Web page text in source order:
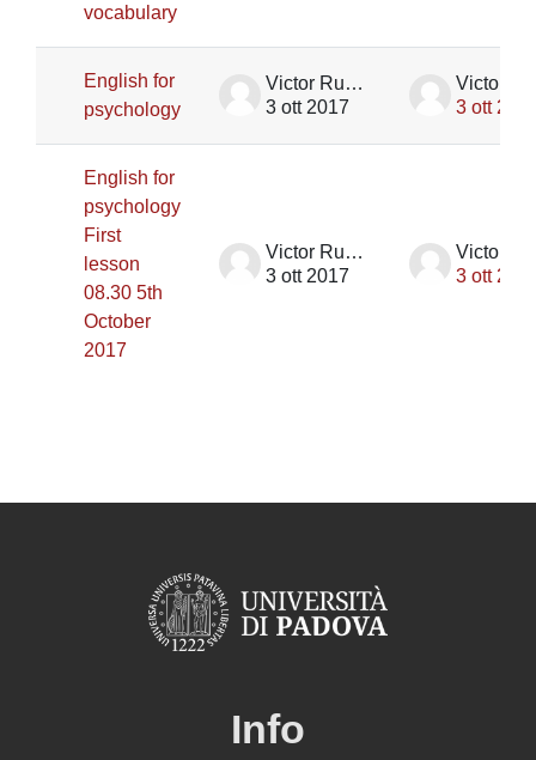
vocabulary
English for
psychology
Victor Rupik
3 ott 2017
3 ott
English for
psychology
First
lesson
08.30 5th
October
2017
Victor Rupik
3 ott 2017
3 ott
Info